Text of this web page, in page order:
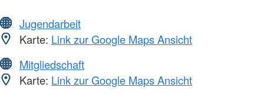
Jugendarbeit
Karte: Link zur Google Maps Ansicht
Mitgliedschaft
Karte: Link zur Google Maps Ansicht